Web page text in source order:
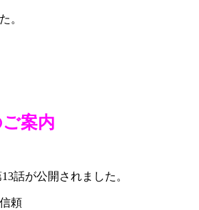
。
案内
話が公開されました。
頼